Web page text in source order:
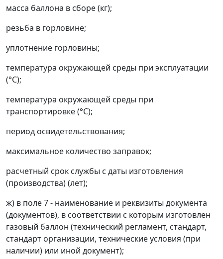
масса баллона в сборе (кг);
резьба в горловине;
уплотнение горловины;
температура окружающей среды при эксплуатации
(°С);
температура окружающей среды при
транспортировке (°С);
период освидетельствования;
максимальное количество заправок;
расчетный срок службы с даты изготовления
(производства) (лет);
ж) в поле 7 - наименование и реквизиты документа
(документов), в соответствии с которым изготовлен
газовый баллон (технический регламент, стандарт,
стандарт организации, технические условия (при
наличии) или иной документ);